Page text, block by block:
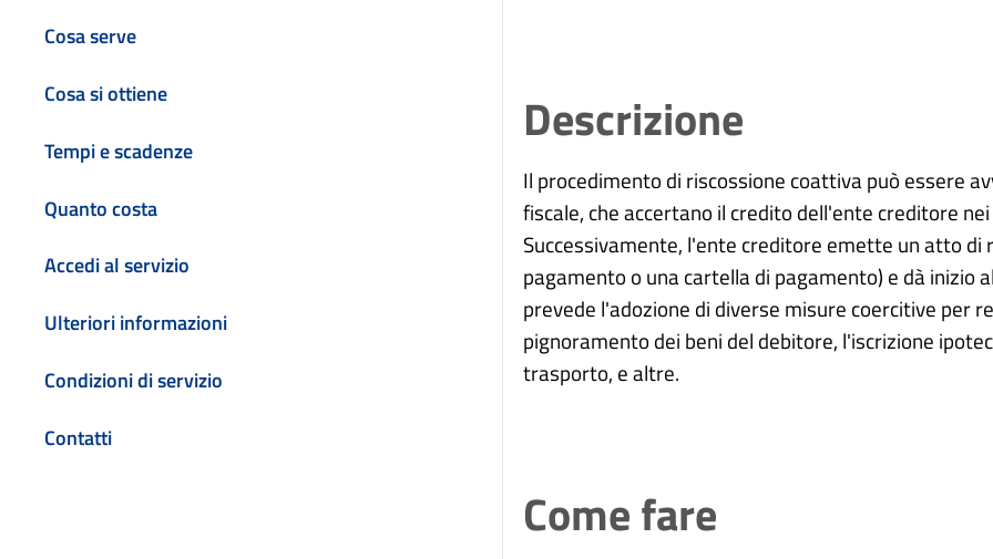
Cosa serve
Cosa si ottiene
Tempi e scadenze
Quanto costa
Accedi al servizio
Ulteriori informazioni
Condizioni di servizio
Contatti
Descrizione
Il procedimento di riscossione coattiva può essere
fiscale, che accertano il credito dell'ente creditore
Successivamente, l'ente creditore emette un atto di
pagamento o una cartella di pagamento) e dà inizio
prevede l'adozione di diverse misure coercitive per
pignoramento dei beni del debitore, l'iscrizione
trasporto, e altre.
Come fare